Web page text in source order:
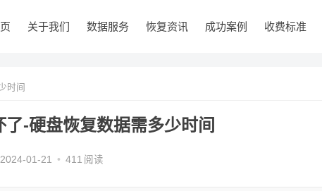
关于我们 数据服务 恢复资讯 成功案例 收费标准
时间
-硬盘恢复数据需多少时间
2024-01-21 • 411 阅读